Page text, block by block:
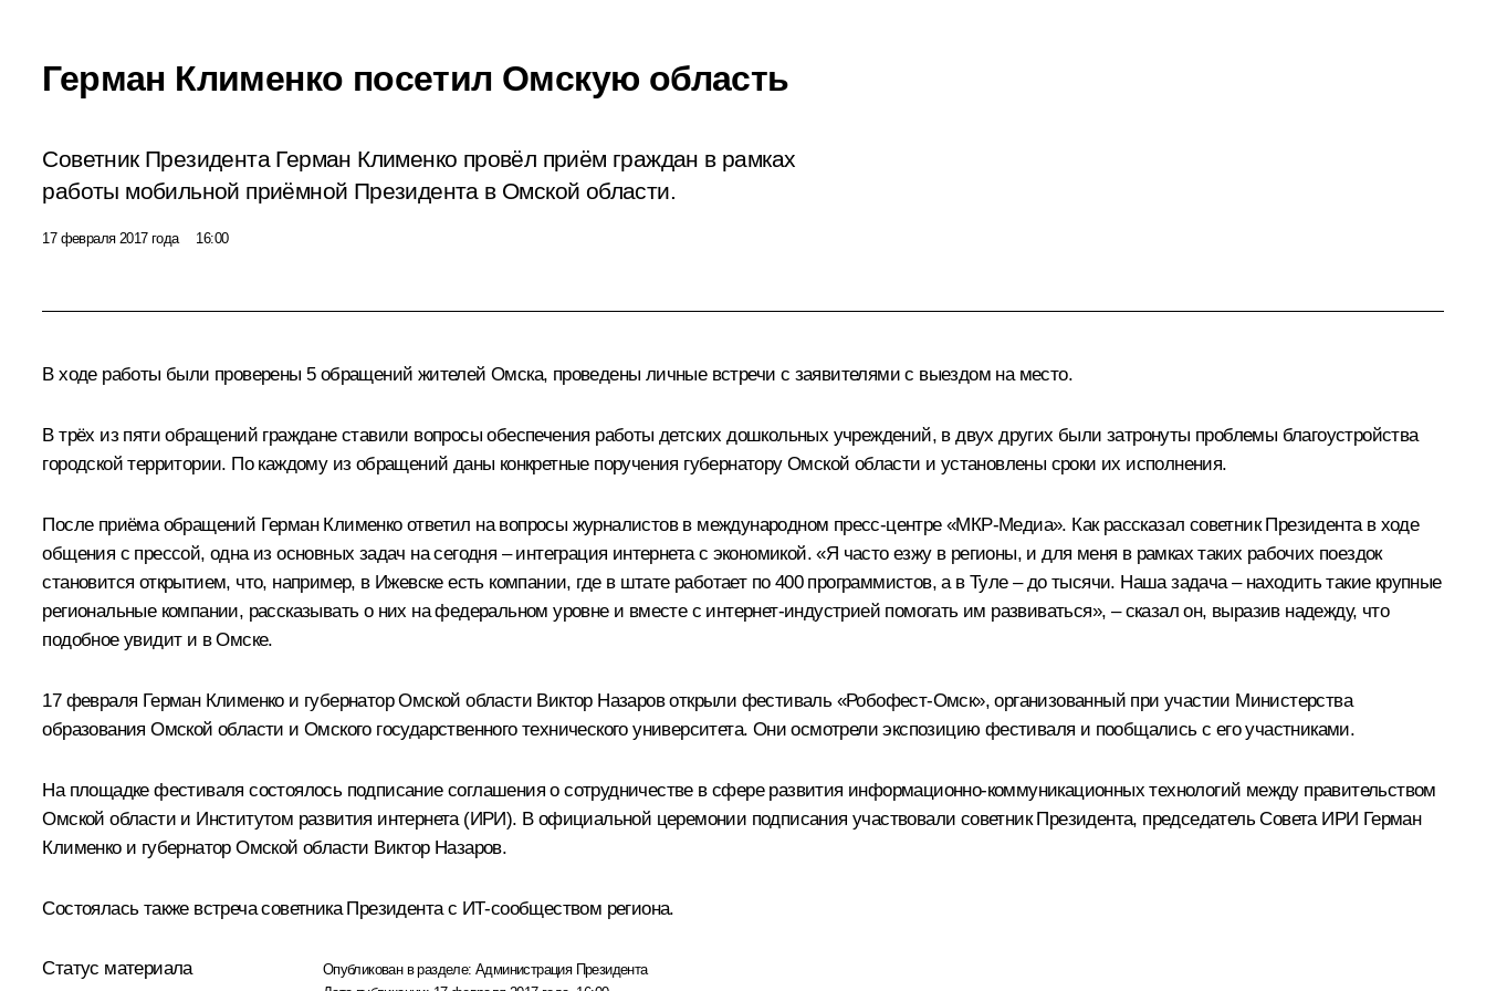
Герман Клименко посетил Омскую область
Советник Президента Герман Клименко провёл приём граждан в рамках
работы мобильной приёмной Президента в Омской области.
17 февраля 2017 года 16:00
В ходе работы были проверены 5 обращений жителей Омска, проведены личные встречи с заявителями с выездом на место.
В трёх из пяти обращений граждане ставили вопросы обеспечения работы детских дошкольных учреждений, в двух других были затронуты проблемы благоустройства
городской территории. По каждому из обращений даны конкретные поручения губернатору Омской области и установлены сроки их исполнения.
После приёма обращений Герман Клименкоответил на вопросы журналистов в международном пресс-центре «МКР-Медиа». Как рассказал советник Президента в ходе
общения с прессой, одна из основных задач на сегодня – интеграция интернета с экономикой. «Я часто езжу в регионы, и для меня в рамках таких рабочих поездок
становится открытием, что, например, в Ижевске есть компании, где в штате работает по 400 программистов, а в Туле – до тысячи. Наша задача – находить такие крупные
региональные компании, рассказывать о них на федеральном уровне и вместе с интернет-индустрией помогать им развиваться», – сказал он, выразив надежду, что
подобное увидит и в Омске.
17 февраля Герман Клименко и губернатор Омской области Виктор Назаровоткрыли фестиваль «Робофест-Омск», организованный при участии Министерства
образования Омской области и Омского государственного технического университета. Они осмотрели экспозицию фестиваля и пообщались с его участниками.
На площадке фестиваля состоялось подписание соглашения о сотрудничестве в сфере развития информационно-коммуникационных технологий между правительством
Омской области и Институтом развития интернета (ИРИ). В официальной церемонии подписания участвовали советник Президента, председатель Совета ИРИ Герман
Клименко и губернатор Омской области Виктор Назаров.
Состоялась также встреча советника Президента с ИТ-сообществом региона.
Статус материала Опубликован в разделе:Администрация Президента